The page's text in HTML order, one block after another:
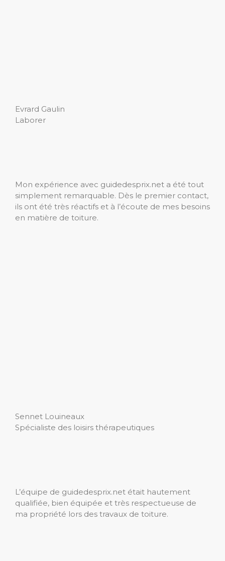
Evrard Gaulin
Laborer
Mon expérience avec guidedesprix.net a été tout
simplement remarquable. Dès le premier contact,
ils ont été très réactifs et à l’écoute de mes besoins
en matière de toiture.
Sennet Louineaux
Spécialiste des loisirs thérapeutiques
L’équipe de guidedesprix.net était hautement
qualifiée, bien équipée et très respectueuse de
ma propriété lors des travaux de toiture.